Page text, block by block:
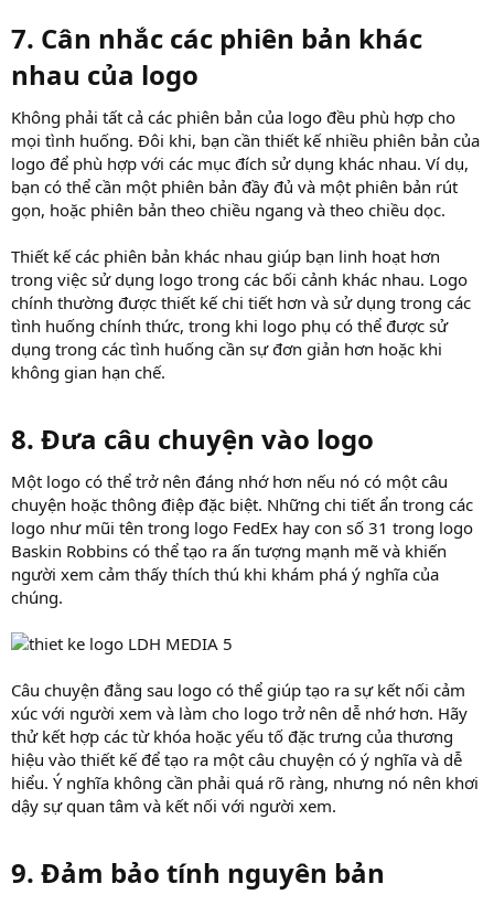
7. Cân nhắc các phiên bản khác
nhau của logo​
Không phải tất cả các phiên bản của logo đều phù hợp cho
mọi tình huống. Đôi khi, bạn cần thiết kế nhiều phiên bản của
logo để phù hợp với các mục đích sử dụng khác nhau. Ví dụ,
bạn có thể cần một phiên bản đầy đủ và một phiên bản rút
gọn, hoặc phiên bản theo chiều ngang và theo chiều dọc.
Thiết kế các phiên bản khác nhau giúp bạn linh hoạt hơn
trong việc sử dụng logo trong các bối cảnh khác nhau. Logo
chính thường được thiết kế chi tiết hơn và sử dụng trong các
tình huống chính thức, trong khi logo phụ có thể được sử
dụng trong các tình huống cần sự đơn giản hơn hoặc khi
không gian hạn chế.
8. Đưa câu chuyện vào logo​
Một logo có thể trở nên đáng nhớ hơn nếu nó có một câu
chuyện hoặc thông điệp đặc biệt. Những chi tiết ẩn trong các
logo như mũi tên trong logo FedEx hay con số 31 trong logo
Baskin Robbins có thể tạo ra ấn tượng mạnh mẽ và khiến
người xem cảm thấy thích thú khi khám phá ý nghĩa của
chúng.
Câu chuyện đằng sau logo có thể giúp tạo ra sự kết nối cảm
xúc với người xem và làm cho logo trở nên dễ nhớ hơn. Hãy
thử kết hợp các từ khóa hoặc yếu tố đặc trưng của thương
hiệu vào thiết kế để tạo ra một câu chuyện có ý nghĩa và dễ
hiểu. Ý nghĩa không cần phải quá rõ ràng, nhưng nó nên khơi
dậy sự quan tâm và kết nối với người xem.
9. Đảm bảo tính nguyên bản​